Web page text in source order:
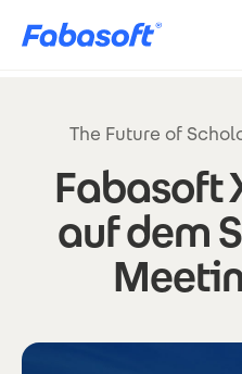
The Future of
Fabasoft
auf dem